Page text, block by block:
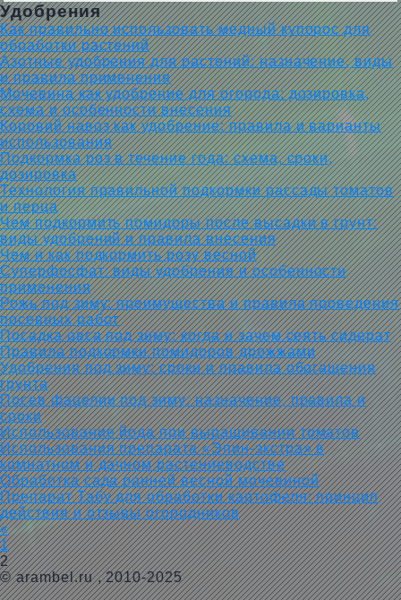
Удобрения
Как правильно использовать медный купорос для
обработки растений
Азотные удобрения для растений: назначение, виды
и правила применения
Мочевина как удобрение для огорода: дозировка,
схема и особенности внесения
Коровий навоз как удобрение: правила и варианты
использования
Подкормка роз в течение года: схема, сроки,
дозировка
Технология правильной подкормки рассады томатов
и перца
Чем подкормить помидоры после высадки в грунт:
виды удобрений и правила внесения
Чем и как подкормить розу весной
Суперфосфат: виды удобрения и особенности
применения
Рожь под зиму: преимущества и правила проведения
посевных работ
Посадка овса под зиму: когда и зачем сеять сидерат
Правила подкормки помидоров дрожжами
Удобрения под зиму: сроки и правила обогащения
грунта
Посев фацелии под зиму: назначение, правила и
сроки
Использование йода при выращивании томатов
Использования препарата «Эпин-экстра» в
комнатном и дачном растениеводстве
Обработка сада ранней весной мочевиной
Препарат Табу для обработки картофеля: принцип
действия и отзывы огородников
«
1
2
© arambel.ru, 2010-2025